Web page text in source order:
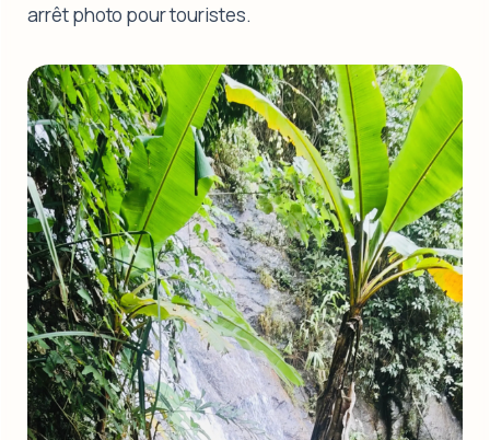
arrêt photo pour touristes.